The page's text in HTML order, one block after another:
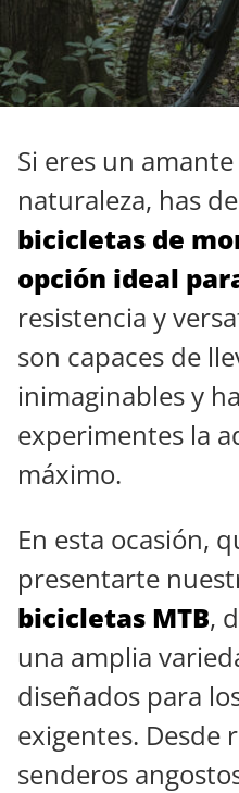
Si eres un
naturaleza, has
bicicletas de
opción ideal
resistencia y
son capaces de
inimaginables y
experimentes la
máximo.
En esta ocasión,
presentarte
bicicletas MTB,
una amplia
diseñados para
exigentes. Desde
senderos